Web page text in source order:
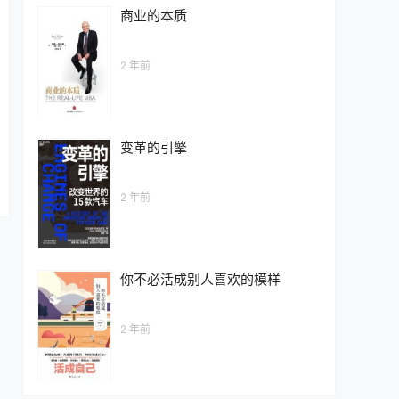
商业的本质
2 年前
变革的引擎
2 年前
你不必活成别人喜欢的模样
2 年前